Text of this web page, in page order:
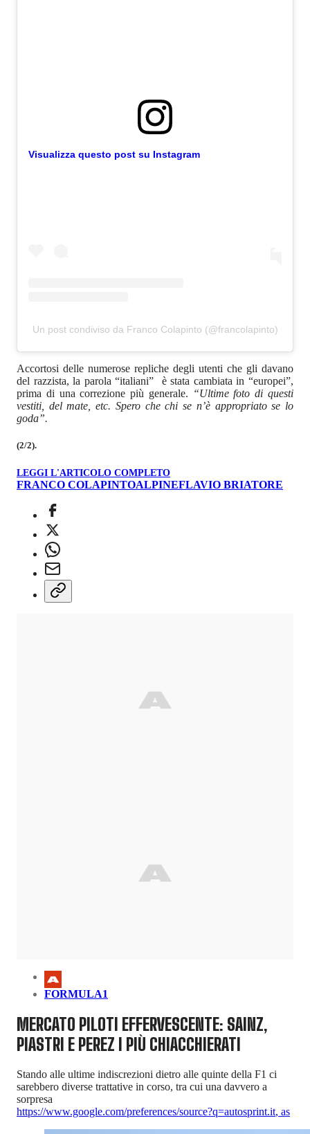
Visualizza questo post su Instagram
Un post condiviso da Franco Colapinto (@francolapinto)
Accortosi delle numerose repliche degli utenti che gli davano
del razzista, la parola “italiani” è stata cambiata in “europei”,
prima di una correzione più generale. “Ultime foto di questi
vestiti, del mate, etc. Spero che chi se n’è appropriato se lo
goda”.
(2/2).
LEGGI L'ARTICOLO COMPLETO
FRANCO COLAPINTOALPINEFLAVIO BRIATORE
FORMULA1
MERCATO PILOTI EFFERVESCENTE: SAINZ,
PIASTRI E PEREZ I PIÙ CHIACCHIERATI
Stando alle ultime indiscrezioni dietro alle quinte della F1 ci
sarebbero diverse trattative in corso, tra cui una davvero a
sorpresa
https://www.google.com/preferences/source?q=autosprint.it, as